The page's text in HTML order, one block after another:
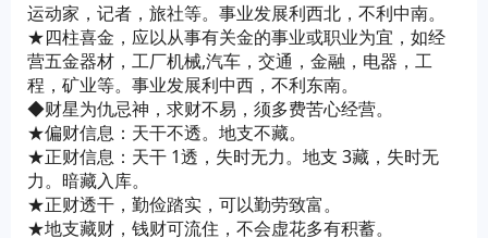
运动家，记者，旅社等。事业发展利西北，不利中南。
★四柱喜金，应以从事有关金的事业或职业为宜，如经
营五金器材，工厂机械,汽车，交通，金融，电器，工
程，矿业等。事业发展利中西，不利东南。
◆财星为仇忌神，求财不易，须多费苦心经营。
★偏财信息：天干不透。地支不藏。
★正财信息：天干 1透，失时无力。地支 3藏，失时无
力。暗藏入库。
★正财透干，勤俭踏实，可以勤劳致富。
★地支藏财，钱财可流住，不会虚花多有积蓄。